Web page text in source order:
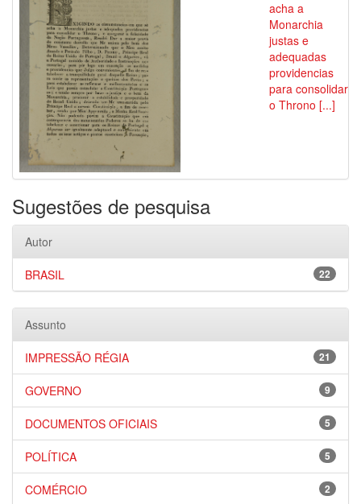
acha a
Monarchia
justas e
adequadas
providencias
para consolidar
o Throno [...]
Sugestões de pesquisa
Autor
22
BRASIL
Assunto
21
IMPRESSÃO RÉGIA
9
GOVERNO
5
DOCUMENTOS OFICIAIS
5
POLÍTICA
2
COMÉRCIO